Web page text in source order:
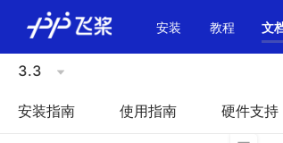
安装 教程 文
3.3
安装指南 使用指南 硬件支持